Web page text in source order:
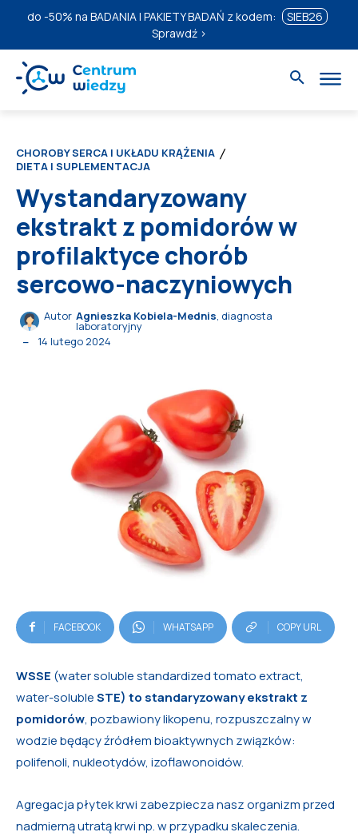
do -50% na BADANIA I PAKIETY BADAŃ z kodem:
SIEB26
Sprawdź ›
CHOROBY SERCA I UKŁADU KRĄŻENIA
DIETA I SUPLEMENTACJA
Wystandaryzowany
ekstrakt z pomidorów w
profilaktyce chorób
sercowo-naczyniowych
Autor Agnieszka Kobiela-Mednis, diagnosta
laboratoryjny
14 lutego 2024
FACEBOOK WHATSAPP COPY URL
WSSE (water soluble standardized tomato extract,
water-solubleSTE) to standaryzowany ekstrakt z
pomidorów, pozbawiony likopenu, rozpuszczalny w
wodzie będący źródłem bioaktywnych związków:
polifenoli, nukleotydów, izoflawonoidów.
Agregacja płytek krwi zabezpiecza nasz organizm przed
nadmierną utratą krwi np. w przypadku skaleczenia.